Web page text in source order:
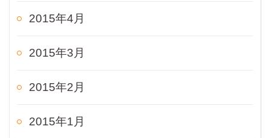
2015年4月
2015年3月
2015年2月
2015年1月